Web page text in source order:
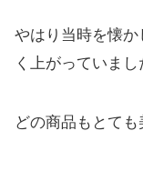
やはり当時を懐
く上がっていまし
どの商品もとても